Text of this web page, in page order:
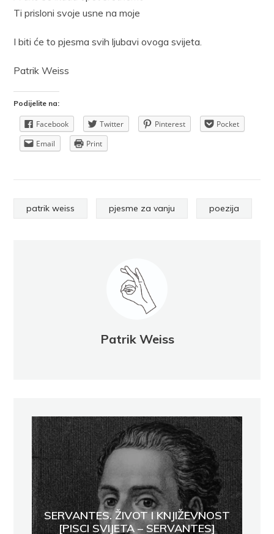
Ti prisloni svoje usne na moje
I biti će to pjesma svih ljubavi ovoga svijeta.
Patrik Weiss
Podijelite na:
Facebook Twitter Pinterest
Pocket
Email
Print
patrik weiss pjesme za vanju poezija
Patrik Weiss
SERVANTES. ŽIVOT I KNJIŽEVNOST
[PISCI SVIJETA – SERVANTES]